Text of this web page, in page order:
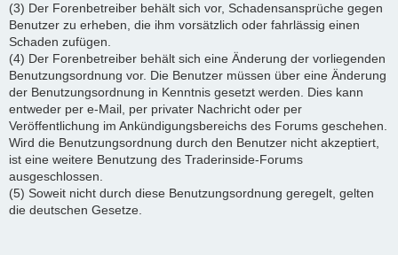
(3) Der Forenbetreiber behält sich vor, Schadensansprüche gegen
Benutzer zu erheben, die ihm vorsätzlich oder fahrlässig einen
Schaden zufügen.
(4) Der Forenbetreiber behält sich eine Änderung der vorliegenden
Benutzungsordnung vor. Die Benutzer müssen über eine Änderung
der Benutzungsordnung in Kenntnis gesetzt werden. Dies kann
entweder per e-Mail, per privater Nachricht oder per
Veröffentlichung im Ankündigungsbereichs des Forums geschehen.
Wird die Benutzungsordnung durch den Benutzer nicht akzeptiert,
ist eine weitere Benutzung des Traderinside-Forums
ausgeschlossen.
(5) Soweit nicht durch diese Benutzungsordnung geregelt, gelten
die deutschen Gesetze.